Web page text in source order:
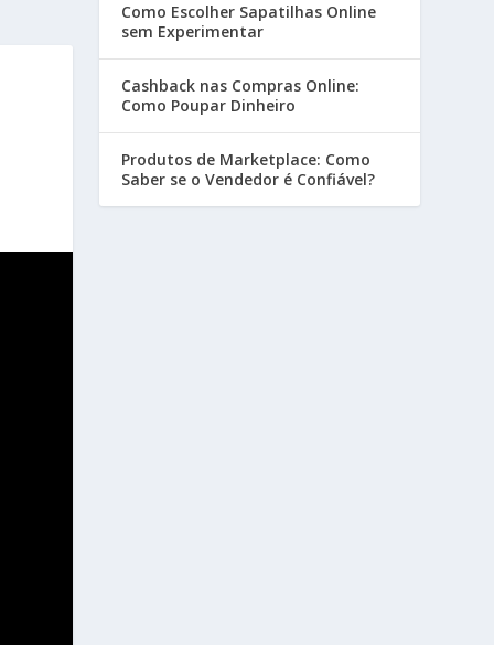
Como Escolher Sapatilhas Online
sem Experimentar
Cashback nas Compras Online:
Como Poupar Dinheiro
Produtos de Marketplace: Como
Saber se o Vendedor é Confiável?